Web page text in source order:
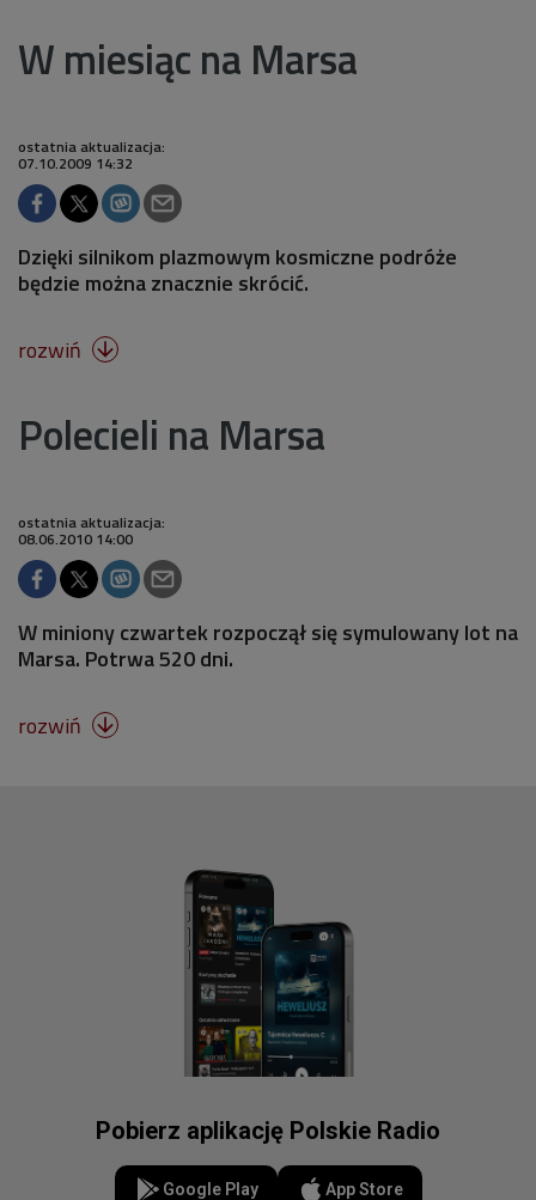
W miesiąc na Marsa
ostatnia aktualizacja:
07.10.2009 14:32
Dzięki silnikom plazmowym kosmiczne podróże
będzie można znacznie skrócić.
rozwiń 
Polecieli na Marsa
ostatnia aktualizacja:
08.06.2010 14:00
W miniony czwartek rozpoczął się symulowany lot na
Marsa. Potrwa 520 dni.
rozwiń 
Pobierz aplikację Polskie Radio
Google Play App Store